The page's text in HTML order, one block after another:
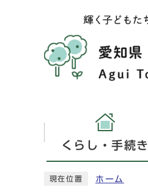
くらし・手続き
現在位置 ホーム